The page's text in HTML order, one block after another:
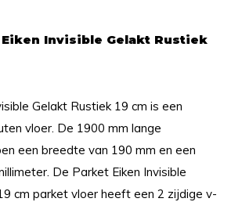
Eiken Invisible Gelakt Rustiek
Gelakt Rustiek 19 cm is een
vloer. De 1900 mm lange
een breedte van 190 mm en een
De Parket Eiken Invisible
cm parket vloer heeft een 2 zijdige v-